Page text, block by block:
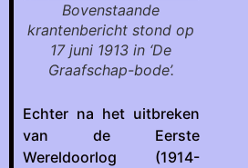
Bovenstaande
krantenbericht stond op
17 juni 1913 in ‘De
Graafschap-bode’.
Echter na het uitbreken
van de Eerste
Wereldoorlog (1914-